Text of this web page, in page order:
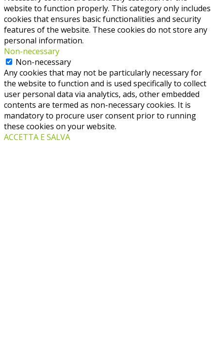
website to function properly. This category only includes
cookies that ensures basic functionalities and security
features of the website. These cookies do not store any
personal information.
Non-necessary
Non-necessary
Any cookies that may not be particularly necessary for
the website to function and is used specifically to collect
user personal data via analytics, ads, other embedded
contents are termed as non-necessary cookies. It is
mandatory to procure user consent prior to running
these cookies on your website.
ACCETTA E SALVA